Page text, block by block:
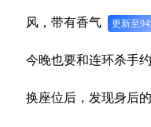
风，带有香气 更新至
今晚也要和连环杀手
换座位后，发现身后